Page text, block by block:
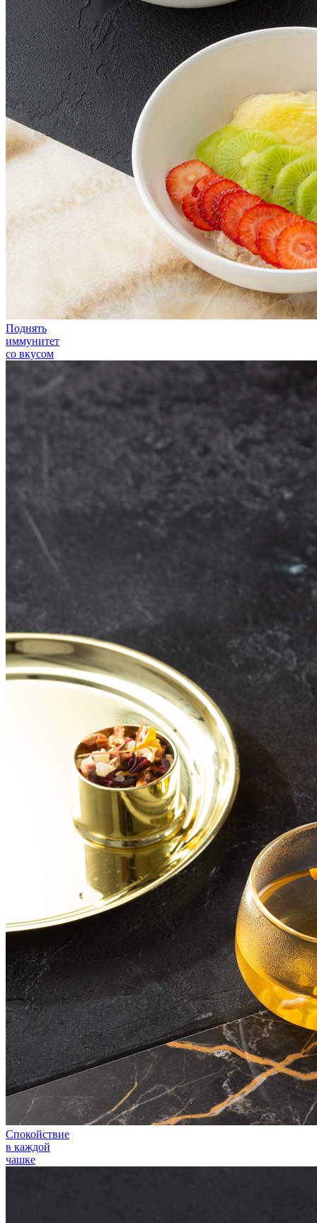
Поднять
иммунитет
со вкусом
Спокойствие
в каждой
чашке